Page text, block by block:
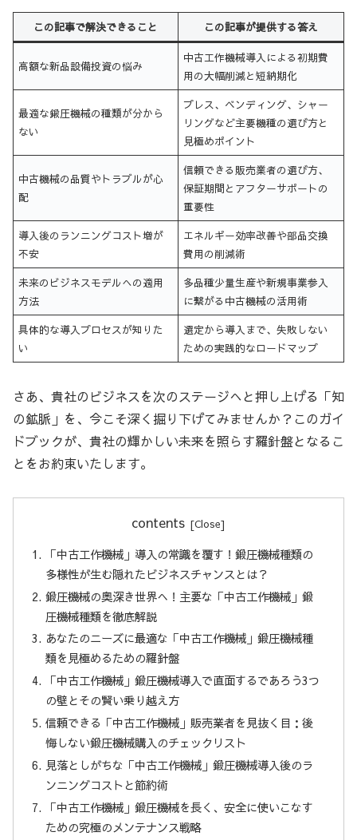
この記事で解決できること この記事が提供する答え
高額な新品設備投資の悩み
中古工作機械導入による初期費
用の大幅削減と短納期化
最適な鍛圧機械の種類が分から
ない
プレス、ベンディング、シャー
リングなど主要機種の選び方と
見極めポイント
中古機械の品質やトラブルが心
配
信頼できる販売業者の選び方、
保証期間とアフターサポートの
重要性
導入後のランニングコスト増が
不安
エネルギー効率改善や部品交換
費用の削減術
未来のビジネスモデルへの適用
方法
多品種少量生産や新規事業参入
に繋がる中古機械の活用術
具体的な導入プロセスが知りた
い
選定から導入まで、失敗しない
ための実践的なロードマップ
さあ、貴社のビジネスを次のステージへと押し上げる「知
の鉱脈」を、今こそ深く掘り下げてみませんか？このガイ
ドブックが、貴社の輝かしい未来を照らす羅針盤となるこ
とをお約束いたします。
contents
「中古工作機械」導入の常識を覆す！鍛圧機械種類の
多様性が生む隠れたビジネスチャンスとは？
鍛圧機械の奥深き世界へ！主要な「中古工作機械」鍛
圧機械種類を徹底解説
あなたのニーズに最適な「中古工作機械」鍛圧機械種
類を見極めるための羅針盤
「中古工作機械」鍛圧機械導入で直面するであろう3つ
の壁とその賢い乗り越え方
信頼できる「中古工作機械」販売業者を見抜く目：後
悔しない鍛圧機械購入のチェックリスト
見落としがちな「中古工作機械」鍛圧機械導入後のラ
ンニングコストと節約術
「中古工作機械」鍛圧機械を長く、安全に使いこなす
ための究極のメンテナンス戦略